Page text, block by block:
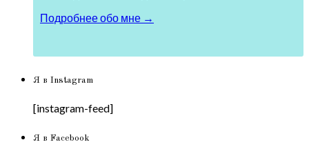
Подробнее обо мне →
Я в Instagram
[instagram-feed]
Я в Facebook